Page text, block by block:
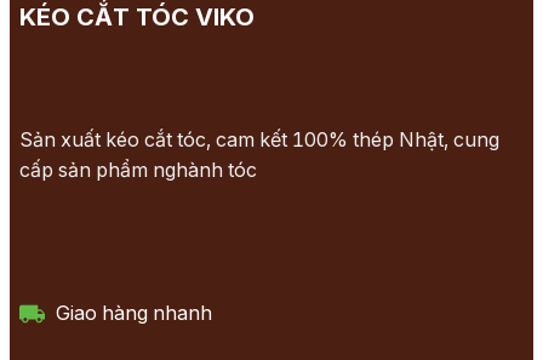
KÉO CẮT TÓC VIKO
Sản xuất kéo cắt tóc, cam kết 100% thép Nhật, cung
cấp sản phẩm nghành tóc
Giao hàng nhanh